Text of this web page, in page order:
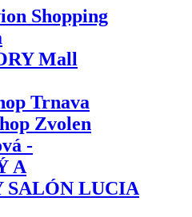
Shopping
Mall
Trnava
Zvolen
-
A
SALÓN LUCIA